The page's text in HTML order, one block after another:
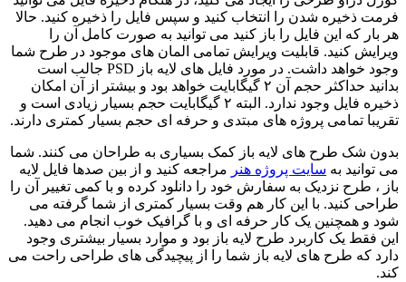
فرمت ذخیره شدن را انتخاب کنید و سپس فایل را ذخیره کنید. حالا
هر بار که این فایل را باز کنید می توانید به صورت کامل آن را
ویرایش کنید. قابلیت ویرایش تمامی المان های موجود در طرح شما
وجود خواهد داشت. در مورد فایل های لایه باز PSD جالب است
بدانید حداکثر حجم آن ۲ گیگابایت خواهد بود و بیشتر از آن امکان
ذخیره فایل وجود ندارد. البته ۲ گیگابایت حجم بسیار زیادی است و
تقریبا تمامی پروژه های مبتدی و حرفه ای حجم بسیار کمتری دارند.
بدون شک طرح های لایه باز کمک بسیاری به طراحان می کنند. شما
می توانید به سایت پروژه هنر مراجعه کنید و از بین صدها فایل لایه
باز ، طرح نزدیک به سفارش خود را دانلود کرده و با کمی تغییر آن را
طراحی کنید. با این کار هم وقت بسیار کمتری از شما گرفته می
شود و همچنین یک کار حرفه ای و با گرافیک خوب انجام می دهید.
این فقط یک کاربرد طرح لایه باز بود و موارد بسیار بیشتری وجود
دارد که طرح های لایه باز شما را از پیچیدگی های طراحی راحت می
کند.